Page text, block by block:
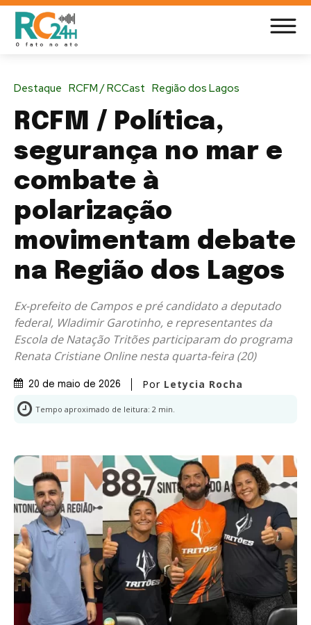
Destaque RCFM / RCCast Região dos Lagos
RCFM / Política,
segurança no mar e
combate à
polarização
movimentam debate
na Região dos Lagos
Ex-prefeito de Campos e pré candidato a deputado
federal, Wladimir Garotinho, e representantes da
Escola de Natação Tritões participaram do programa
Renata Cristiane Online nesta quarta-feira (20)
20 de maio de 2026 Por Letycia Rocha
Tempo aproximado de leitura: 2 min.